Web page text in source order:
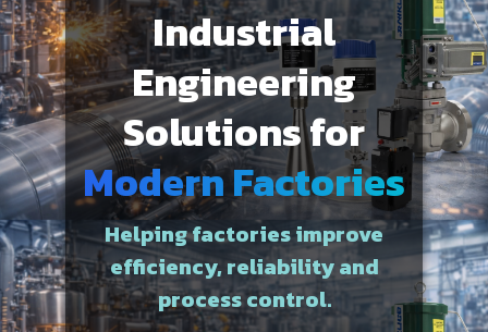
Industrial
Engineering
Solutions for
Modern Factories
Helping factories improve
efficiency, reliability and
process control.